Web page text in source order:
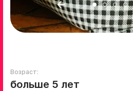
Возраст:
больше 5 лет